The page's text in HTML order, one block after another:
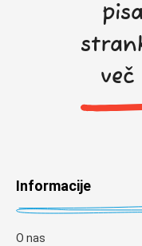
Informacije
O nas